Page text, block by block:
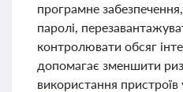
програмне
паролі,
контролювати обсяг
допомагає зменшити
використання